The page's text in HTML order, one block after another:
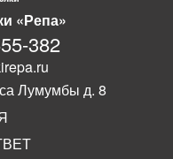
«Репа»
382
Лумумбы д. 8